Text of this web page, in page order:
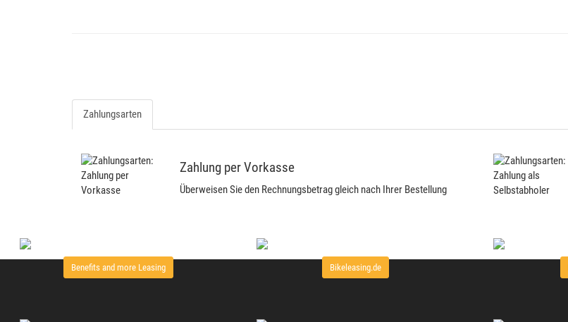
Zahlungsarten
Zahlung per Vorkasse
Überweisen Sie den Rechnungsbetrag gleich nach Ihrer Bestellung
Benefits and more Leasing Bikeleasing.de